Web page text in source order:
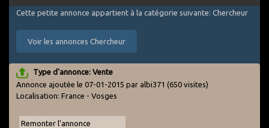
Cette petite annonce appartient à la catégorie suivante: Chercheur
Voir les annonces Chercheur
Type d'annonce: Vente
Annonce ajoutée le 07-01-2015 par albi371 (650 visites)
Localisation: France - Vosges
Remonter l'annonce